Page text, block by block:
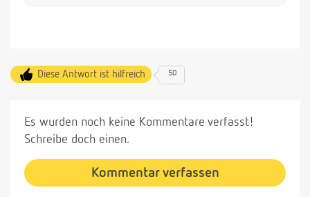
Diese Antwort ist hilfreich 50
Es wurden noch keine Kommentare verfasst!
Schreibe doch einen.
Kommentar verfassen